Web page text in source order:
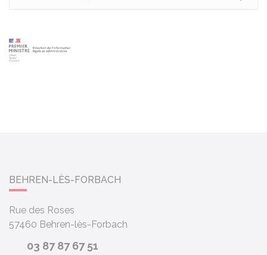
BEHREN-LÈS-FORBACH
Rue des Roses
57460 Behren-lès-Forbach
03 87 87 67 51